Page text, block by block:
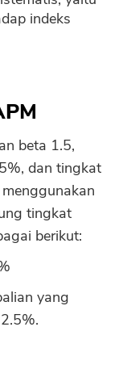
indeks
beta 1.5,
dan tingkat
tingkat
berikut:
yang